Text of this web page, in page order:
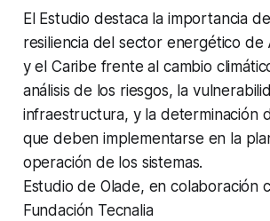
El Estudio destaca la importancia
resiliencia del sector energético de
y el Caribe frente al cambio
análisis de los riesgos, la
infraestructura, y la determinación
que deben implementarse en la
operación de los sistemas.
Estudio de Olade, en colaboración
Fundación Tecnalia